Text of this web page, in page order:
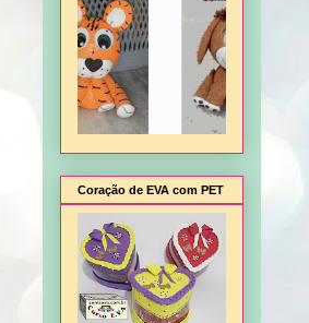
Coração de EVA com PET